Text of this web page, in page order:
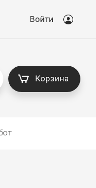
Войти
Корзина